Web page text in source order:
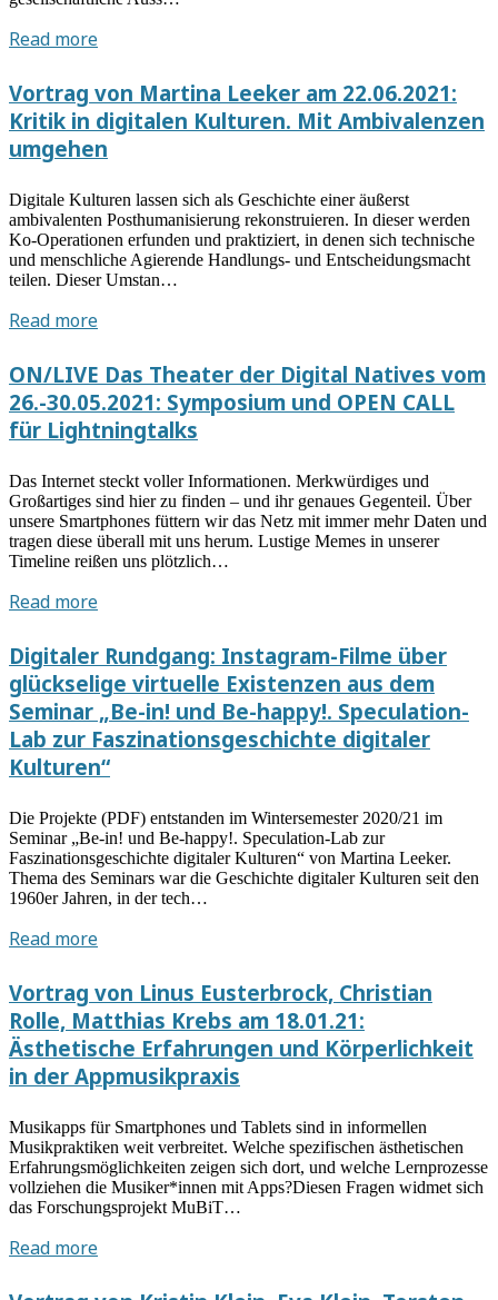
Read moreVortrag
Francesca
Schmidt:
Digitalisierung
feministisch
Netzpolitik
für
und
in
digitalen
ist
einem
steten
unterworfen.
Vortrag von Martina Leeker am 22.06.2021:
Kritik in digitalen Kulturen. Mit Ambivalenzen
umgehen
Digitale Kulturen lassen sich als Geschichte einer äußerst
ambivalenten Posthumanisierung rekonstruieren. In dieser werden
Ko-Operationen erfunden und praktiziert, in denen sich technische
und menschliche Agierende Handlungs- und Entscheidungsmacht
teilen. Dieser Umstan…
Read moreVortrag
Martina
Leeker
am
22.06.2021:
in
digitalen
Kulturen.
Mit
umgehen
ON/LIVE Das Theater der Digital Natives vom
26.-30.05.2021: Symposium und OPEN CALL
für Lightningtalks
Das Internet steckt voller Informationen. Merkwürdiges und
Großartiges sind hier zu finden – und ihr genaues Gegenteil. Über
unsere Smartphones füttern wir das Netz mit immer mehr Daten und
tragen diese überall mit uns herum. Lustige Memes in unserer
Timeline reißen uns plötzlich…
Read moreON/LIVE
Theater
der
Digital
Natives
vom
26.-30.05.2021:
und
OPEN
CALL
für
Digitaler Rundgang: Instagram-Filme über
glückselige virtuelle Existenzen aus dem
Seminar „Be-in! und Be-happy!. Speculation-
Lab zur Faszinationsgeschichte digitaler
Kulturen“
Die Projekte (PDF) entstanden im Wintersemester 2020/21 im
Seminar „Be-in! und Be-happy!. Speculation-Lab zur
Faszinationsgeschichte digitaler Kulturen“ von Martina Leeker.
Thema des Seminars war die Geschichte digitaler Kulturen seit den
1960er Jahren, in der tech…
Read moreDigitaler
Instagram-
Filme
über
glückselige
virtuelle
aus
dem
Seminar
„Be-
und
Vortrag von Linus Eusterbrock, Christian
Rolle, Matthias Krebs am 18.01.21:
Ästhetische Erfahrungen und Körperlichkeit
in der Appmusikpraxis
Musikapps für Smartphones und Tablets sind in informellen
Musikpraktiken weit verbreitet. Welche spezifischen ästhetischen
Erfahrungsmöglichkeiten zeigen sich dort, und welche Lernprozesse
vollziehen die Musiker*innen mit Apps?Diesen Fragen widmet sich
das Forschungsprojekt MuBiT…
Read moreVortrag